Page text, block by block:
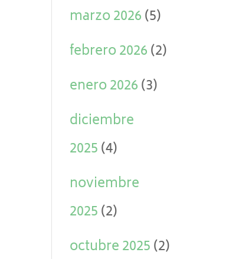
marzo 2026(5)
febrero 2026(2)
enero 2026(3)
diciembre
2025(4)
noviembre
2025(2)
octubre 2025(2)